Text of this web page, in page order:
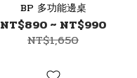
BP 多功能邊桌
NT$890 ~ NT$990
NT$1,650